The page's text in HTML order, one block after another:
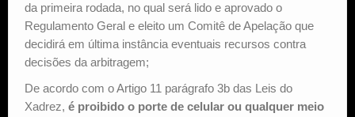
da primeira rodada, no qual será lido e aprovado o
Regulamento Geral e eleito um Comitê de Apelação que
decidirá em última instância eventuais recursos contra
decisões da arbitragem;
De acordo com o Artigo 11 parágrafo 3b das Leis do
Xadrez, é proibido o porte de celular ou qualquer meio